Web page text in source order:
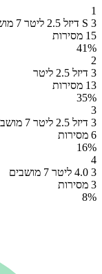
1
3 S דיזל 2.5 ליטר 7 מושבים
15 מסירות
41%
2
3 דיזל 2.5 ליטר
13 מסירות
35%
3
3 דיזל 2.5 ליטר 7 מושבים
6 מסירות
16%
4
3 4.0 ליטר 7 מושבים
3 מסירות
8%